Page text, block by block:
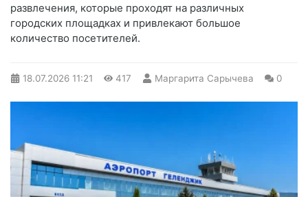
развлечения, которые проходят на различных
городских площадках и привлекают большое
количество посетителей.
18.07.2026 11:21 417 Маргарита Сарычева 0